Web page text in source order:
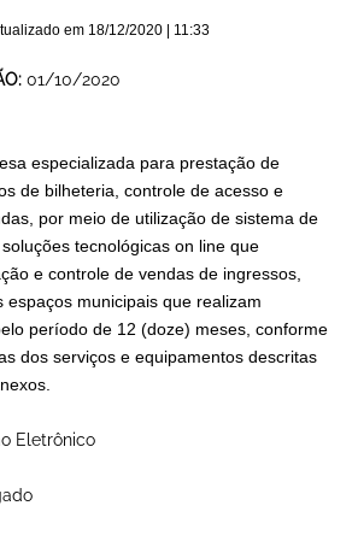
em 18/12/2020 | 11:33
01/10/2020
especializada para prestação de
de bilheteria, controle de acesso e
por meio de utilização de sistema de
tecnológicas on line que
e controle de vendas de ingressos,
espaços municipais que realizam
período de 12 (doze) meses, conforme
dos serviços e equipamentos descritas
Eletrônico